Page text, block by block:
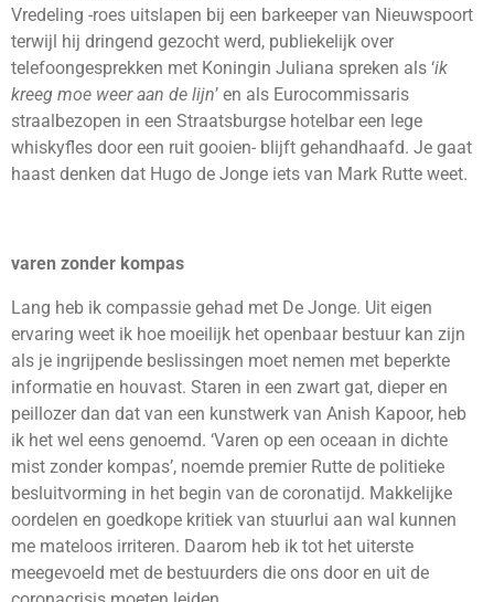
Vredeling -roes uitslapen bij een barkeeper van Nieuwspoort
terwijl hij dringend gezocht werd, publiekelijk over
telefoongesprekken met Koningin Juliana spreken als ‘ik
kreeg moe weer aan de lijn’ en als Eurocommissaris
straalbezopen in een Straatsburgse hotelbar een lege
whiskyfles door een ruit gooien- blijft gehandhaafd. Je gaat
haast denken dat Hugo de Jonge iets van Mark Rutte weet.
varen zonder kompas
Lang heb ik compassie gehad met De Jonge. Uit eigen
ervaring weet ik hoe moeilijk het openbaar bestuur kan zijn
als je ingrijpende beslissingen moet nemen met beperkte
informatie en houvast. Staren in een zwart gat, dieper en
peillozer dan dat van een kunstwerk van Anish Kapoor, heb
ik het wel eens genoemd. ‘Varen op een oceaan in dichte
mist zonder kompas’, noemde premier Rutte de politieke
besluitvorming in het begin van de coronatijd. Makkelijke
oordelen en goedkope kritiek van stuurlui aan wal kunnen
me mateloos irriteren. Daarom heb ik tot het uiterste
meegevoeld met de bestuurders die ons door en uit de